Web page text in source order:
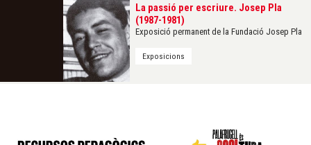
La passió per escriure. Josep Pla
(1987-1981)
Exposició permanent de la Fundació Josep Pla
Exposicions